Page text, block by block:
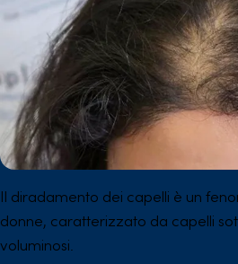
Il diradamento dei capelli è un
donne, caratterizzato da capelli
voluminosi.